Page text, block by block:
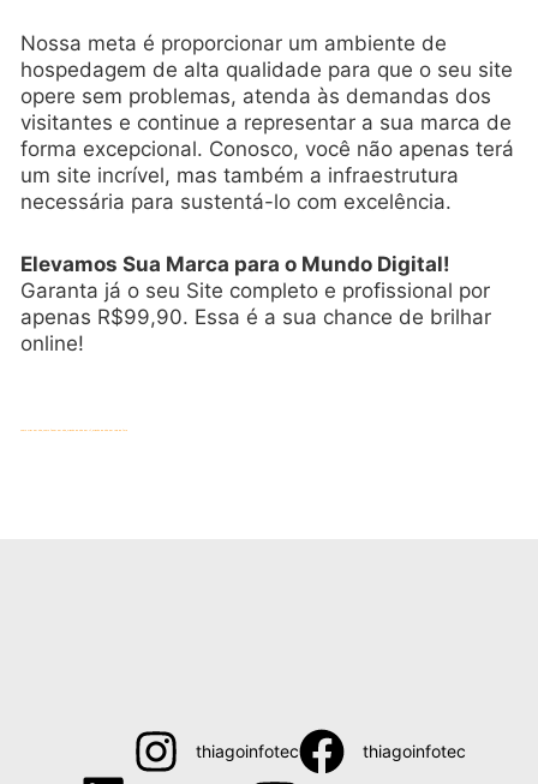
Nossa meta é proporcionar um ambiente de
hospedagem de alta qualidade para que o seu site
opere sem problemas, atenda às demandas dos
visitantes e continue a representar a sua marca de
forma excepcional. Conosco, você não apenas terá
um site incrível, mas também a infraestrutura
necessária para sustentá-lo com excelência.
Elevamos Sua Marca para o Mundo Digital!
Garanta já o seu Site completo e profissional por
apenas R$99,90. Essa é a sua chance de brilhar
online!
como fazer um site criação de site em jf Criação de site em juiz de fora
thiagoinfotec thiagoinfotec